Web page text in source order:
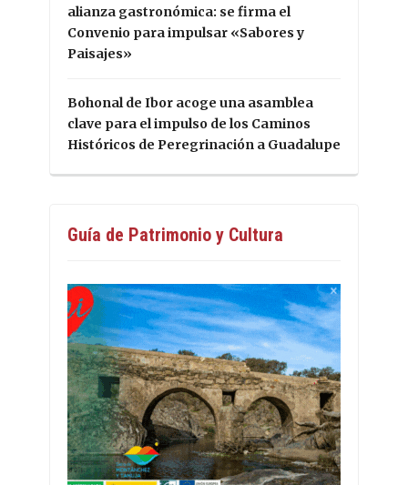
alianza gastronómica: se firma el
Convenio para impulsar «Sabores y
Paisajes»
Bohonal de Ibor acoge una asamblea
clave para el impulso de los Caminos
Históricos de Peregrinación a Guadalupe
Guía de Patrimonio y Cultura